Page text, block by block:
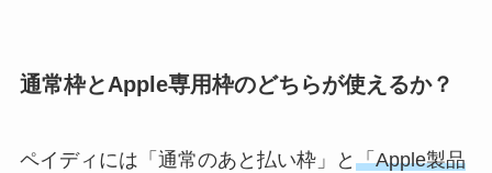
通常枠とApple専用枠のどちらが使えるか？
ペイディには「通常のあと払い枠」と 「Apple製品